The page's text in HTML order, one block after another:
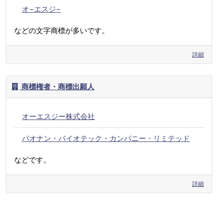
オ−エスジ−
などの文字商標が多いです。
詳細
商標権者・商標出願人
オーエスジー株式会社
パオナン・バイオテック・カンパニー・リミテッド
などです。
詳細